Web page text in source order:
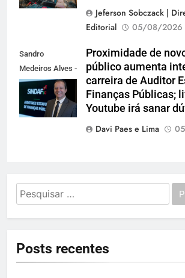
Jeferson Sobczack |
Editorial
05/08/2026
Sandro
Medeiros Alves -
Presidente do
Sindaf-SC
Proximidade de
público aumenta
carreira de Auditor
Finanças Públicas;
Youtube irá sanar
Davi Paes e Lima
Pesquisar
por:
Posts recentes